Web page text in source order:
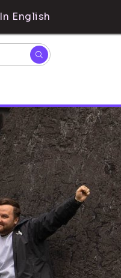
In English